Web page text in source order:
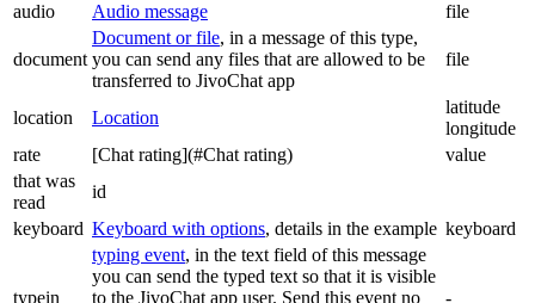
audio
Audio message file
document
Document or file, in a message of this type,
you can send any files that are allowed to be
transferred to JivoChat app
file
location Location
latitude
longitude
rate
[Chat rating](#Chat rating)
value
that was
read
id
keyboard Keyboard with options, details in the example keyboard
typein
typing event, in the text field of this message
you can send the typed text so that it is visible
to the JivoChat app user. Send this event no
-